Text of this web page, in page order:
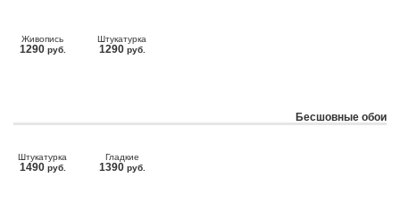
Живопись
1290 руб.
Штукатурка
1290 руб.
Бесшовные обои
Штукатурка
1490 руб.
Гладкие
1390 руб.